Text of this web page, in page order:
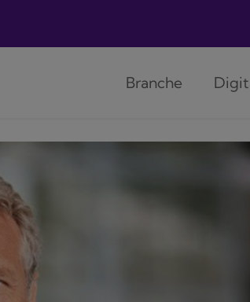
Branche